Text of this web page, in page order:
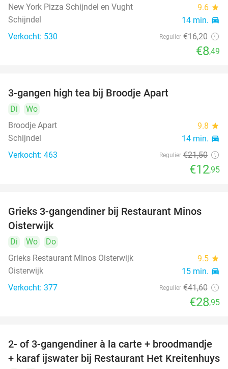
New York Pizza Schijndel en Vught
9.6 star
Schijndel 14 min. directions_car
Verkocht: 530 Regulier €16,20
€8,49
3-gangen high tea bij Broodje Apart
Di
Wo
Broodje Apart
9.8 star
Schijndel 14 min. directions_car
Verkocht: 463 Regulier €21,50
€12,95
30%
Grieks 3-gangendiner bij Restaurant Minos
Oisterwijk
Di Wo
Do
Grieks Restaurant Minos Oisterwijk
9.5 star
Oisterwijk 15 min. directions_car
Verkocht: 377 Regulier €41,60
€28,95
38%
2- of 3-gangendiner à la carte + broodmandje
+ karaf ijswater bij Restaurant Het Kreitenhuys